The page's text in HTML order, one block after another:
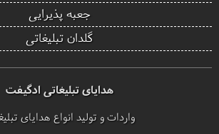
جعبه پذیرایی
گلدان تبلیغاتی
هدایای تبلیغاتی ادگیفت
واردات و تولید انواع هدایای